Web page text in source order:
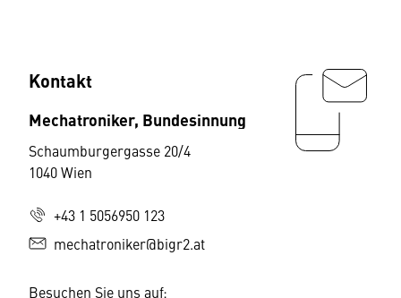
Kontakt
Mechatroniker, Bundesinnung
Schaumburgergasse 20/4
1040 Wien
+43 1 5056950 123
mechatroniker@bigr2.at
Besuchen Sie uns auf: